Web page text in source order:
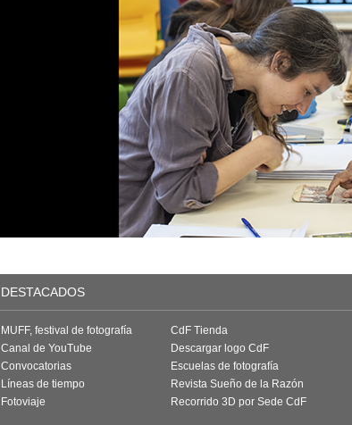
DESTACADOS
MUFF, festival de fotografía
Canal de YouTube
Convocatorias
Líneas de tiempo
Fotoviaje
CdF Tienda
Descargar logo CdF
Escuelas de fotografía
Revista Sueño de la Razón
Recorrido 3D por Sede CdF